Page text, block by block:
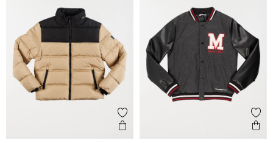
Ajouter aux favoris
Aperçu rapide